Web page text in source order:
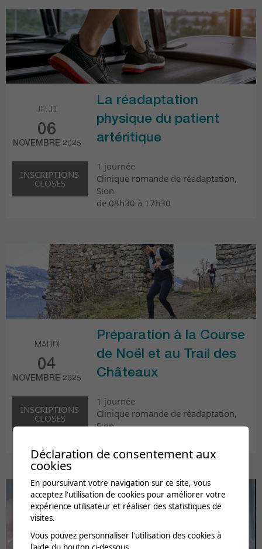
JEUDI
06
NOVEMBRE 2025
INSCRIPTIONS
CLOSES
La réadaptation
physique du patient
artéritique
1 journée
Clinique romande de réadaptation,
Sion
de 08h30 à 17h30
MARDI
04
NOVEMBRE 2025
INSCRIPTIONS
CLOSES
Préparation à la Course
de Noël et au Trail des
Châteaux
1 journée
Clinique romande de réadaptation,
Sion
Déclaration de consentement aux
cookies
En poursuivant votre navigation sur ce site, vous
acceptez l'utilisation de cookies pour améliorer votre
expérience utilisateur et réaliser des statistiques de
visites.
Vous pouvez personnaliser l'utilisation des cookies à